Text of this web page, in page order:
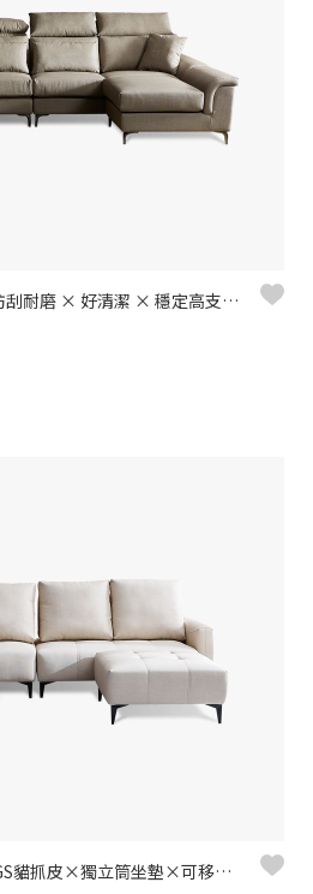
亞伯特 L 型貓抓皮沙發｜防刮耐磨 × 好清潔 × 穩定高支撐 – 擇木深耕
卡瓦尼L型貓抓皮沙發｜SGS貓抓皮×獨立筒坐墊×可移動背靠 – 擇木深耕